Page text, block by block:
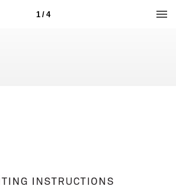
1 / 4